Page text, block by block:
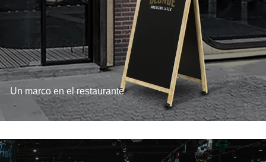
Un marco en el restaurante